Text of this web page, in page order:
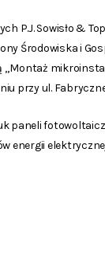
P.J. Sowisło &
Środowiska i
„Montaż
przy ul.
paneli
energii